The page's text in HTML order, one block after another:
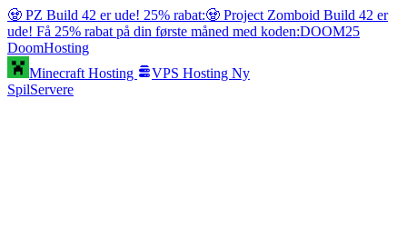
🧟 PZ Build 42 er ude! 25% rabat:🧟 Project Zomboid Build 42 er
ude! Få 25% rabat på din første måned med koden:DOOM25
DoomHosting
Minecraft Hosting
VPS Hosting Ny
SpilServere